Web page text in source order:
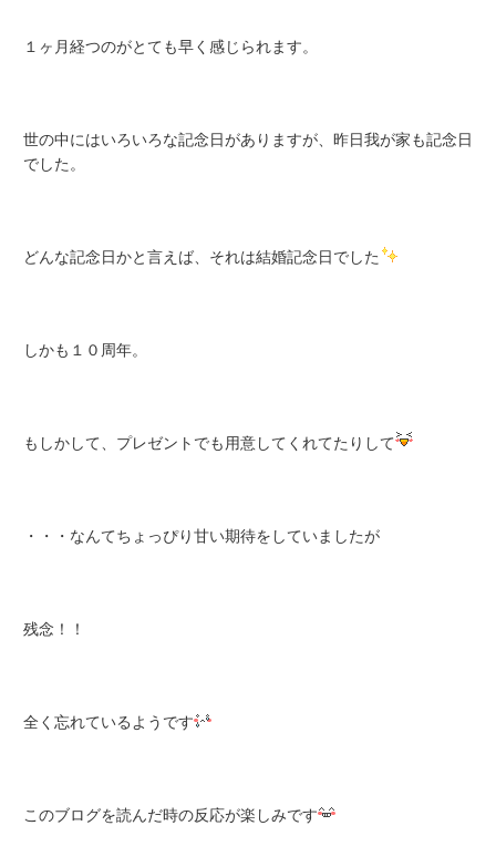
１ヶ月経つのがとても早く感じられます。
世の中にはいろいろな記念日がありますが、昨日我が家も記念日
でした。
どんな記念日かと言えば、それは結婚記念日でした
しかも１０周年。
もしかして、プレゼントでも用意してくれてたりして
・・・なんてちょっぴり甘い期待をしていましたが
残念！！
全く忘れているようです
このブログを読んだ時の反応が楽しみです